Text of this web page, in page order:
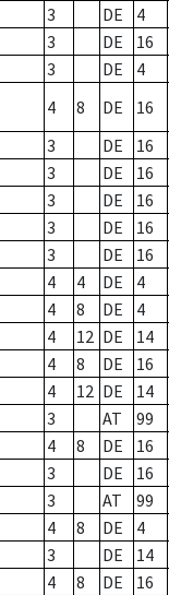
3 DE 4
3 DE 16
3 DE 4
4 8 DE 16
3 DE 16
3 DE 16
3 DE 16
3 DE 16
3 DE 16
4 4 DE 4
4 8 DE 4
4 12 DE 14
4 8 DE 16
4 12 DE 14
3 AT 99
4 8 DE 16
3 DE 16
3 AT 99
4 8 DE 4
3 DE 14
4 8 DE 16